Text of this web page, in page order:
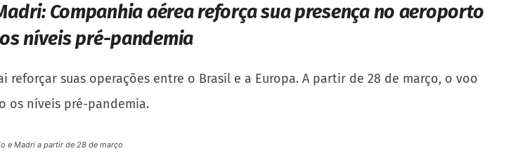
Companhia aérea reforça sua presença no aeroporto
níveis pré-pandemia
suas operações entre o Brasil e a Europa. A partir de 28 de março, o voo
os níveis pré-pandemia.
e Madri a partir de 28 de março